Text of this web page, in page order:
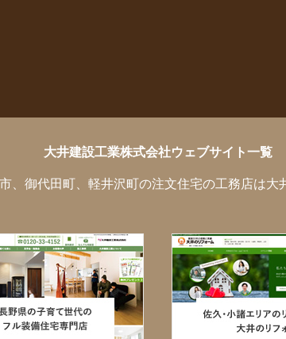
大井建設工業株式会社ウェブサイト一覧
、御代田町、軽井沢町の注文住宅の工務店は大